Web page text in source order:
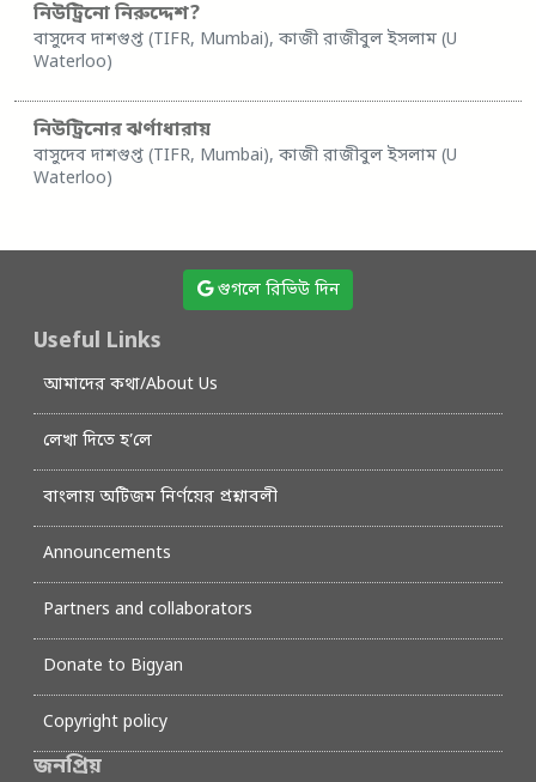
নিউট্রিনো নিরুদ্দেশ?
বাসুদেব দাশগুপ্ত (TIFR, Mumbai), কাজী রাজীবুল ইসলাম (U
Waterloo)
নিউট্রিনোর ঝর্ণাধারায়
বাসুদেব দাশগুপ্ত (TIFR, Mumbai), কাজী রাজীবুল ইসলাম (U
Waterloo)
গুগলে রিভিউ দিন
Useful Links
আমাদের কথা/About Us
লেখা দিতে হ’লে
বাংলায় অটিজম নির্ণয়ের প্রশ্নাবলী
Announcements
Partners and collaborators
Donate to Bigyan
Copyright policy
জনপ্রিয়